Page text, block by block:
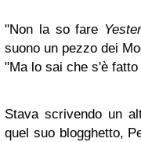
"Non la so fare
suono un pezzo dei
"Ma lo sai che s'è
Stava scrivendo un
quel suo blogghetto,